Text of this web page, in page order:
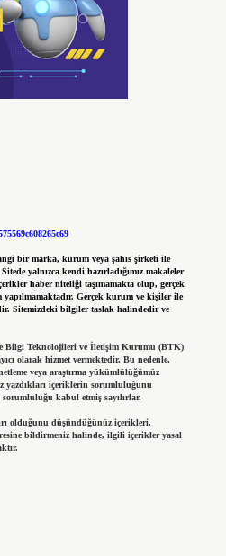
bir marka, kurum veya şahıs şirketi ile
yalnızca kendi hazırladığımız makaleler
haber niteliği taşımamakta olup, gerçek
Gerçek kurum ve kişiler ile
Sitemizdeki bilgiler taslak halindedir ve
Bilgi Teknolojileri ve İletişim Kurumu (BTK)
olarak hizmet vermektedir. Bu nedenle,
veya araştırma yükümlülüğümüz
yazdıkları içeriklerin sorumluluğunu
kabul etmiş sayılırlar.
olduğunu düşündüğünüz içerikleri,
bildirmeniz halinde, ilgili içerikler yasal